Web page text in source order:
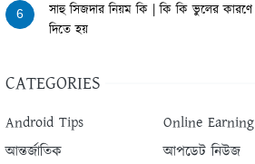
6
সাহু সিজদার নিয়ম কি | কি কি ভুলের কারণে
দিতে হয়
CATEGORIES
Android Tips
Online Earning
আন্তর্জাতিক
আপডেট নিউজ